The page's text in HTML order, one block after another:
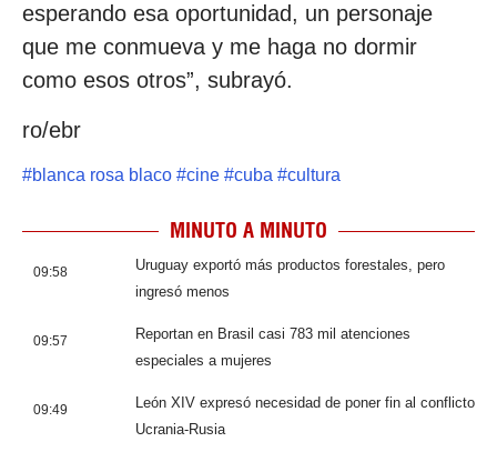
esperando esa oportunidad, un personaje
que me conmueva y me haga no dormir
como esos otros”, subrayó.
ro/ebr
#blanca rosa blaco #cine #cuba #cultura
MINUTO A MINUTO
09:58
Uruguay exportó más productos forestales, pero
ingresó menos
09:57
Reportan en Brasil casi 783 mil atenciones
especiales a mujeres
09:49
León XIV expresó necesidad de poner fin al conflicto
Ucrania-Rusia